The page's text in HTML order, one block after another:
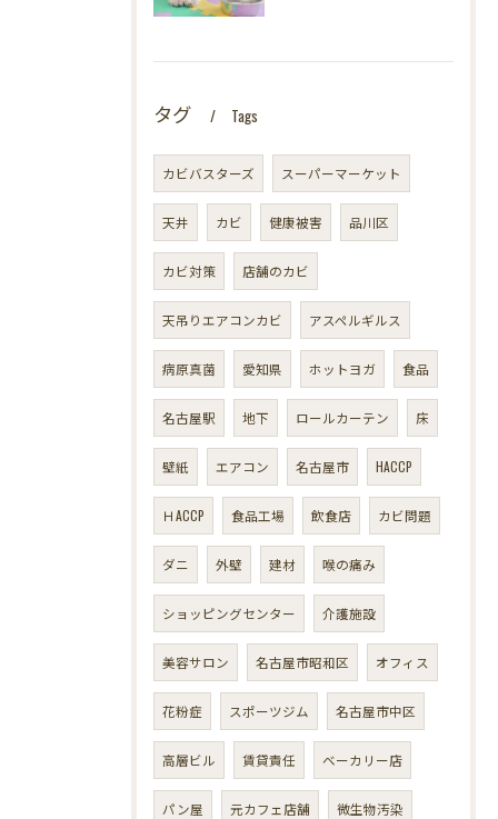
タグ Tags
カビバスターズ スーパーマーケット
天井 カビ 健康被害 品川区
カビ対策 店舗のカビ
天吊りエアコンカビ アスペルギルス
病原真菌 愛知県 ホットヨガ 食品
名古屋駅 地下 ロールカーテン 床
壁紙 エアコン 名古屋市 HACCP
ＨACCP 食品工場 飲食店 カビ問題
ダニ 外壁 建材 喉の痛み
ショッピングセンター 介護施設
美容サロン 名古屋市昭和区 オフィス
花粉症 スポーツジム 名古屋市中区
高層ビル 賃貸責任 ベーカリー店
パン屋 元カフェ店舗 微生物汚染